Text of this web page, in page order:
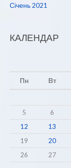
Січень 2021
КАЛЕНДАР
Пн Вт
5
6
12
13
19
20
26
27